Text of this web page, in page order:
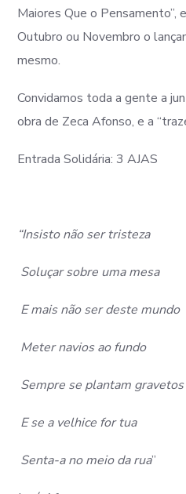
Maiores Que o Pensamento”,
Outubro ou Novembro o
mesmo.
Convidamos toda a gente a
obra de Zeca Afonso, e a
Entrada Solidária: 3 AJAS
“Insisto não ser tristeza
Soluçar sobre uma mesa
E mais não ser deste mundo
Meter navios ao fundo
Sempre se plantam gravetos
E se a velhice for tua
Senta-a no meio da rua”